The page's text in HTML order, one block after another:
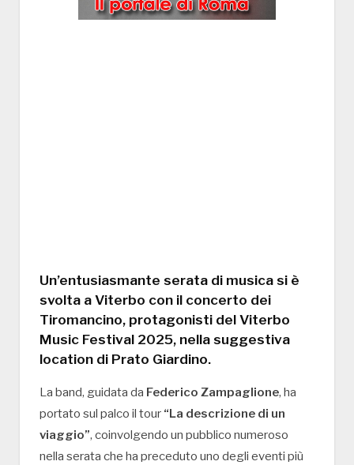
Un’entusiasmante serata di musica si è
svolta a Viterbo con il concerto dei
Tiromancino, protagonisti delViterbo
Music Festival 2025, nella suggestiva
location di Prato Giardino.
La band, guidata da Federico Zampaglione, ha
portato sul palco il tour “La descrizione di un
viaggio”, coinvolgendo un pubblico numeroso
nella serata che ha preceduto uno degli eventi più